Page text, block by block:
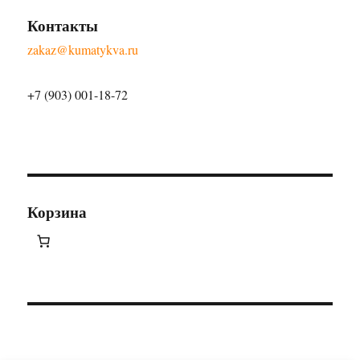
Контакты
zakaz@kumatykva.ru
+7 (903) 001-18-72
Корзина